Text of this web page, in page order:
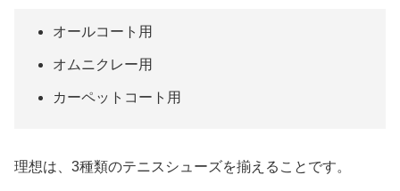
オールコート用
オムニクレー用
カーペットコート用
理想は、3種類のテニスシューズを揃えることです。